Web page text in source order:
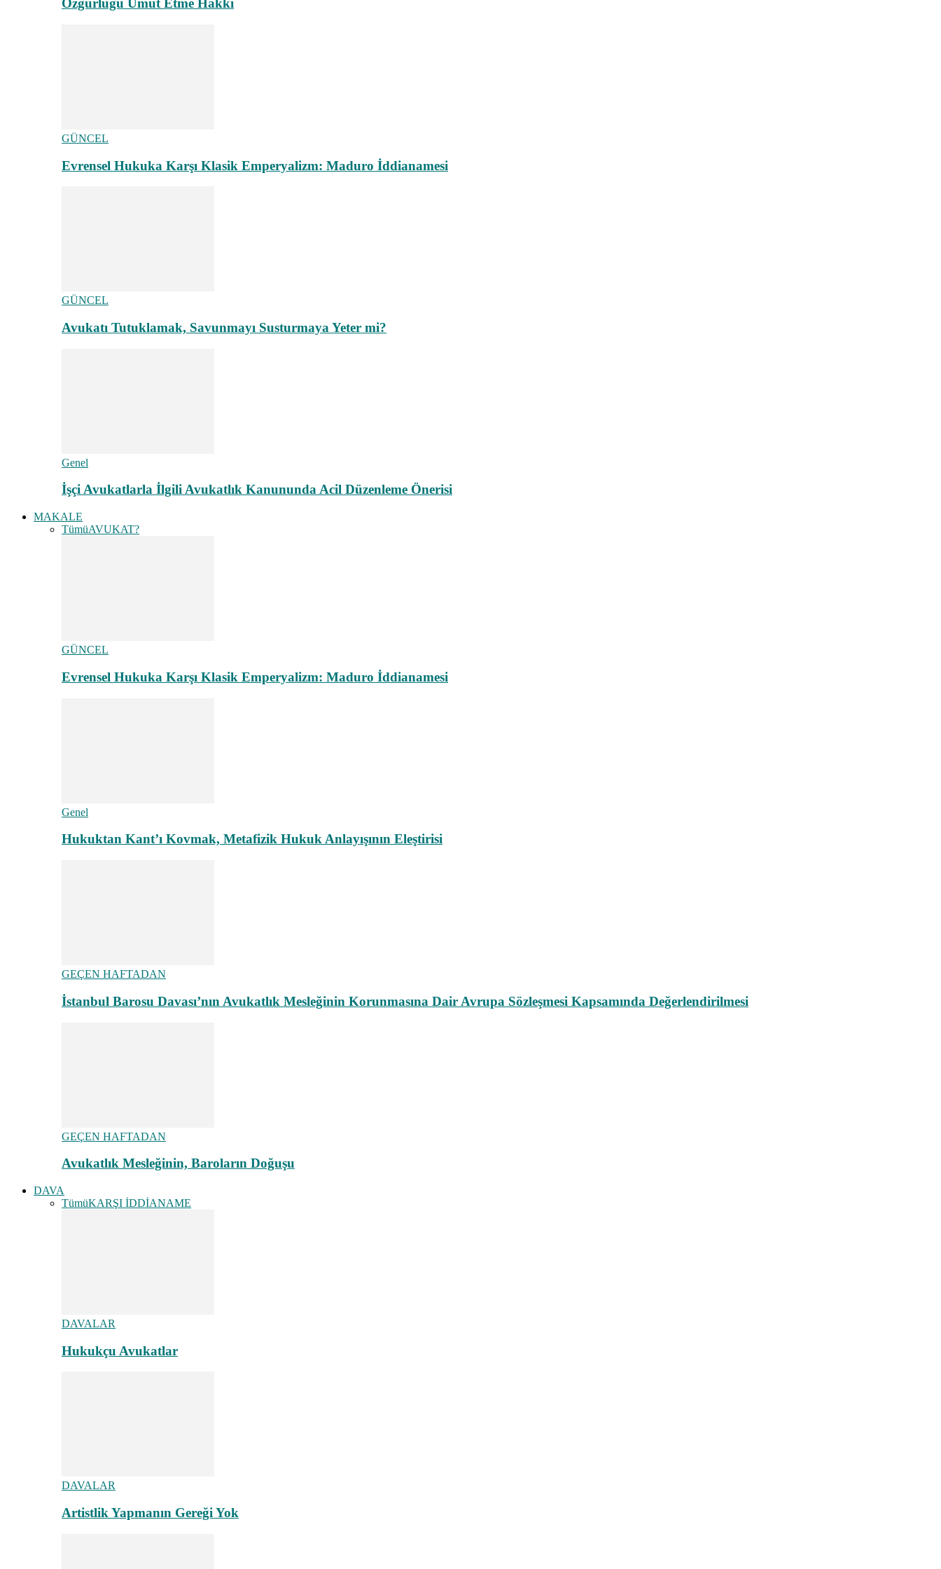
Özgürlüğü Umut Etme Hakkı
GÜNCEL
Evrensel Hukuka Karşı Klasik Emperyalizm: Maduro İddianamesi
GÜNCEL
Avukatı Tutuklamak, Savunmayı Susturmaya Yeter mi?
Genel
İşçi Avukatlarla İlgili Avukatlık Kanununda Acil Düzenleme Önerisi
MAKALE
TümüAVUKAT?
GÜNCEL
Evrensel Hukuka Karşı Klasik Emperyalizm: Maduro İddianamesi
Genel
Hukuktan Kant’ı Kovmak, Metafizik Hukuk Anlayışının Eleştirisi
GEÇEN HAFTADAN
İstanbul Barosu Davası’nın Avukatlık Mesleğinin Korunmasına Dair Avrupa Sözleşmesi Kapsamında Değerlendirilmesi
GEÇEN HAFTADAN
Avukatlık Mesleğinin, Baroların Doğuşu
DAVA
TümüKARŞI İDDİANAME
DAVALAR
Hukukçu Avukatlar
DAVALAR
Artistlik Yapmanın Gereği Yok